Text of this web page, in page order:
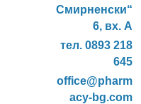
Смирненски“
6, вх. А
тел. 0893 218
645
office@pharm
acy-bg.com